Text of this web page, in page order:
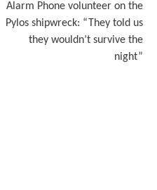
Alarm Phone volunteer on the
Pylos shipwreck: “They told us
they wouldn’t survive the
night”